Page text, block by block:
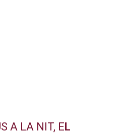
A LA NIT, EL